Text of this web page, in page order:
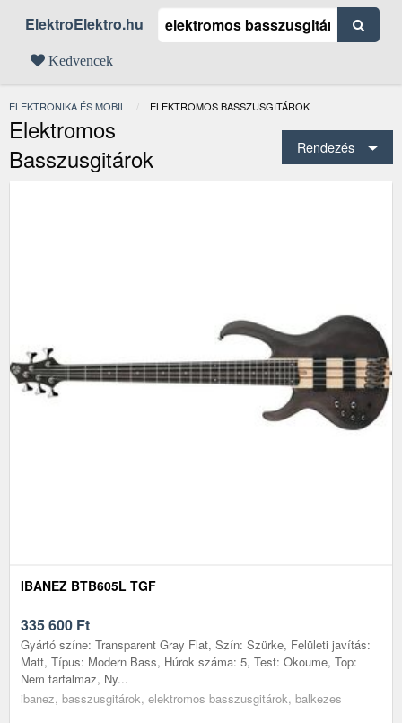
ElektroElektro.hu
Kedvencek
ELEKTRONIKA ÉS MOBIL JELENLEGI:
ELEKTROMOS BASSZUSGITÁROK
Elektromos
Basszusgitárok
Rendezés
IBANEZ BTB605L TGF
335 600 Ft
Gyártó színe: Transparent Gray Flat, Szín: Szürke, Felületi javítás:
Matt, Típus: Modern Bass, Húrok száma: 5, Test: Okoume, Top:
Nem tartalmaz, Ny...
ibanez, basszusgitárok, elektromos basszusgitárok, balkezes